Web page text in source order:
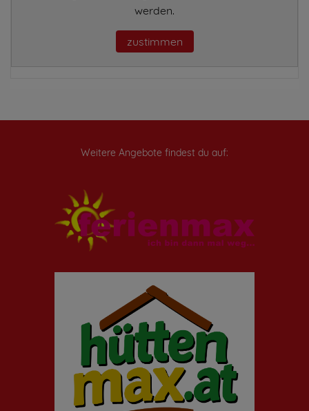
werden.
zustimmen
Weitere Angebote findest du auf: